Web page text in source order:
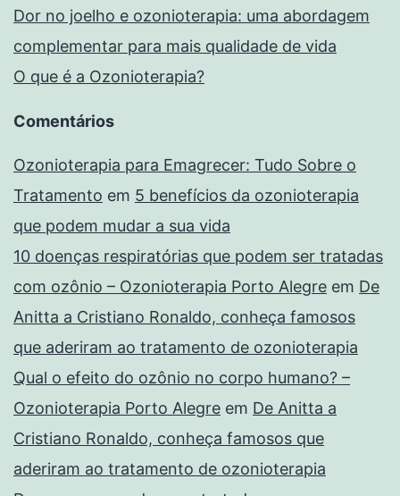
Dor no joelho e ozonioterapia: uma abordagem
complementar para mais qualidade de vida
O que é a Ozonioterapia?
Comentários
Ozonioterapia para Emagrecer: Tudo Sobre o
Tratamento em 5 benefícios da ozonioterapia
que podem mudar a sua vida
10 doenças respiratórias que podem ser tratadas
com ozônio – Ozonioterapia Porto Alegre em De
Anitta a Cristiano Ronaldo, conheça famosos
que aderiram ao tratamento de ozonioterapia
Qual o efeito do ozônio no corpo humano? –
Ozonioterapia Porto Alegre em De Anitta a
Cristiano Ronaldo, conheça famosos que
aderiram ao tratamento de ozonioterapia